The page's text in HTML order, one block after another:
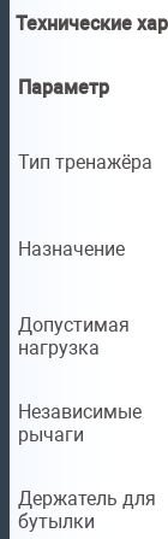
Технические
Параметр
Тип тренажёра
Назначение
Допустимая
нагрузка
Независимые
рычаги
Держатель для
бутылки